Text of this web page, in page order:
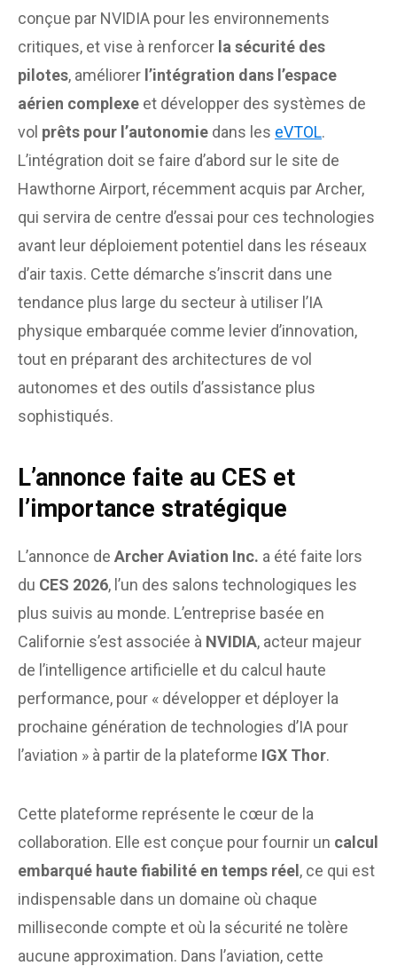
conçue par NVIDIA pour les environnements
critiques, et vise à renforcer la sécurité des
pilotes, améliorer l’intégration dans l’espace
aérien complexe et développer des systèmes de
vol prêts pour l’autonomie dans les eVTOL.
L’intégration doit se faire d’abord sur le site de
Hawthorne Airport, récemment acquis par Archer,
qui servira de centre d’essai pour ces technologies
avant leur déploiement potentiel dans les réseaux
d’air taxis. Cette démarche s’inscrit dans une
tendance plus large du secteur à utiliser l’IA
physique embarquée comme levier d’innovation,
tout en préparant des architectures de vol
autonomes et des outils d’assistance plus
sophistiqués.
L’annonce faite au CES et
l’importance stratégique
L’annonce de Archer Aviation Inc. a été faite lors
du CES 2026, l’un des salons technologiques les
plus suivis au monde. L’entreprise basée en
Californie s’est associée à NVIDIA, acteur majeur
de l’intelligence artificielle et du calcul haute
performance, pour « développer et déployer la
prochaine génération de technologies d’IA pour
l’aviation » à partir de la plateforme IGX Thor.
Cette plateforme représente le cœur de la
collaboration. Elle est conçue pour fournir un calcul
embarqué haute fiabilité en temps réel, ce qui est
indispensable dans un domaine où chaque
milliseconde compte et où la sécurité ne tolère
aucune approximation. Dans l’aviation, cette